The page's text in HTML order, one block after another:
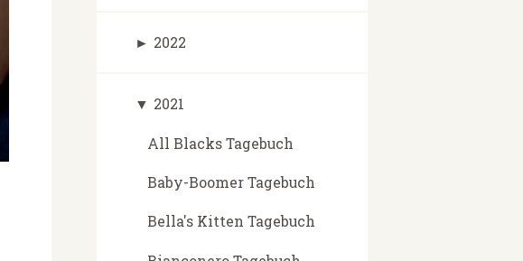
► 2022
▼ 2021
All Blacks Tagebuch
Baby-Boomer Tagebuch
Bella's Kitten Tagebuch